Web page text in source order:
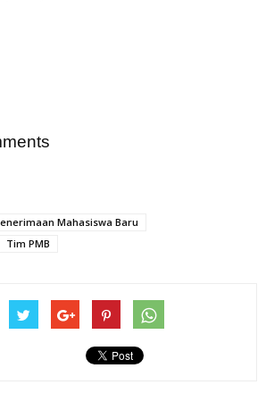
Mahasiswa Baru
Tim PMB